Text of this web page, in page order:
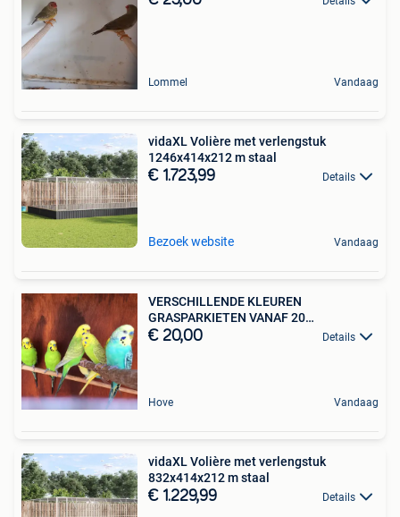
Lommel Vandaag
vidaXL Volière met verlengstuk
1246x414x212 m staal
€ 1.723,99 Details
Bezoek website Vandaag
VERSCHILLENDE KLEUREN
GRASPARKIETEN VANAF 20
EURO/KOPPEL
€ 20,00 Details
Hove Vandaag
vidaXL Volière met verlengstuk
832x414x212 m staal
€ 1.229,99 Details